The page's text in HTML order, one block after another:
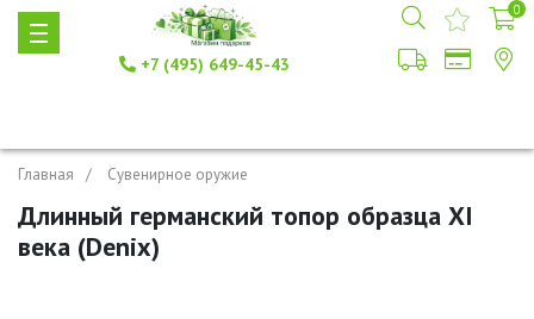
+7 (495) 649-45-43
0
Главная Сувенирное оружие
Длинный германский топор образца XI
века (Denix)